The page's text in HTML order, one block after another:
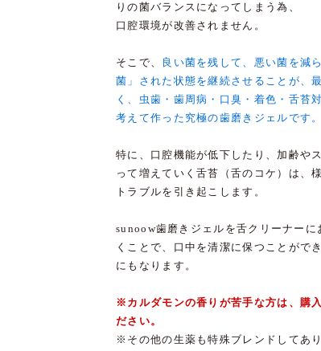
りの菌バランスになってしまう為、
口腔環境が改善されません。
そこで、
良い菌を残して、悪い菌を減
菌」された状態を継続させることが、
く、虫歯・歯周病・口臭・着色・舌苔
考えて作った究極の歯磨きジェルです。
特に、口腔機能が低下したり、加齢や
って増えていく舌苔（舌のコケ）は、
トラブルを引き起こします。
sunoow歯磨きジェルを舌クリーナーに
くことで、口中を清潔に保つことがで
にもなります。
※カルダモンの香りが苦手な方は、購
ださい。
※その他の生薬も特殊ブレンドしてあ